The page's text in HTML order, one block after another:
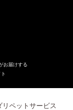
お届けする
ペットサービス